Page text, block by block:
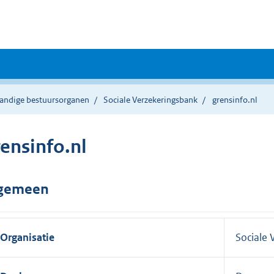
bestuursorganen Sociale Verzekeringsbank grensinfo.nl
Organisatie Sociale